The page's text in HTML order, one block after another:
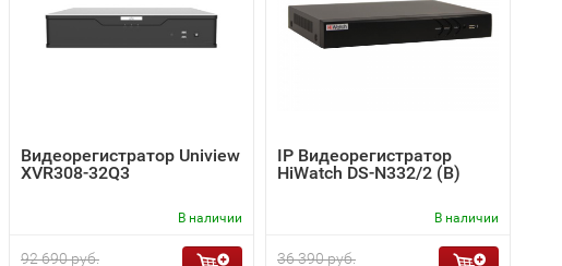
Видеорегистратор Uniview
XVR308-32Q3
В наличии
92 690 руб.
IP Видеорегистратор
HiWatch DS-N332/2 (B)
В наличии
36 390 руб.